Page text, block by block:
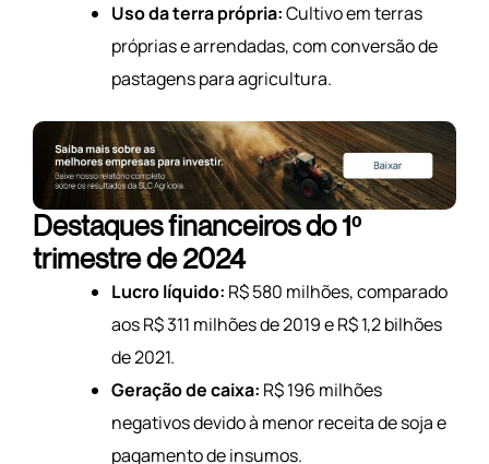
Uso da terra própria:Cultivo em terras
próprias e arrendadas, com conversão de
pastagens para agricultura.
Destaques financeiros do 1º
trimestre de 2024
Lucro líquido: R$ 580 milhões, comparado
aos R$ 311 milhões de 2019 e R$ 1,2 bilhões
de 2021.
Geração de caixa: R$ 196 milhões
negativos devido à menor receita de soja e
pagamento de insumos.